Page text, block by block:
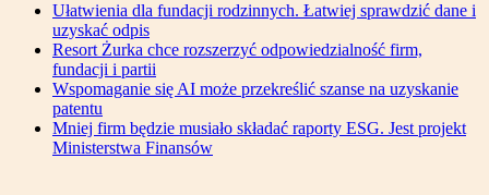
Ułatwienia dla fundacji rodzinnych. Łatwiej sprawdzić dane i
uzyskać odpis
Resort Żurka chce rozszerzyć odpowiedzialność firm,
fundacji i partii
Wspomaganie się AI może przekreślić szanse na uzyskanie
patentu
Mniej firm będzie musiało składać raporty ESG. Jest projekt
Ministerstwa Finansów